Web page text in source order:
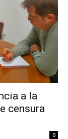
a la
censura
0